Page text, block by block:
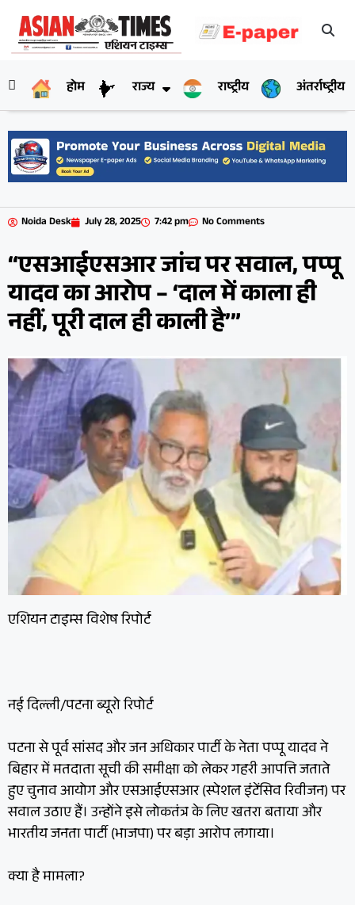
होम राज्य राष्ट्रीय अंतर्राष्ट्रीय
Noida Desk July 28, 2025 7:42 pm No Comments
“एसआईएसआर जांच पर सवाल, पप्पू
यादव का आरोप – ‘दाल में काला ही
नहीं, पूरी दाल ही काली है’”
एशियन टाइम्स विशेष रिपोर्ट
नई दिल्ली/पटना ब्यूरो रिपोर्ट
पटना से पूर्व सांसद और जन अधिकार पार्टी के नेता पप्पू यादव ने
बिहार में मतदाता सूची की समीक्षा को लेकर गहरी आपत्ति जताते
हुए चुनाव आयोग और एसआईएसआर (स्पेशल इंटेंसिव रिवीजन) पर
सवाल उठाए हैं। उन्होंने इसे लोकतंत्र के लिए खतरा बताया और
भारतीय जनता पार्टी (भाजपा) पर बड़ा आरोप लगाया।
क्या है मामला?